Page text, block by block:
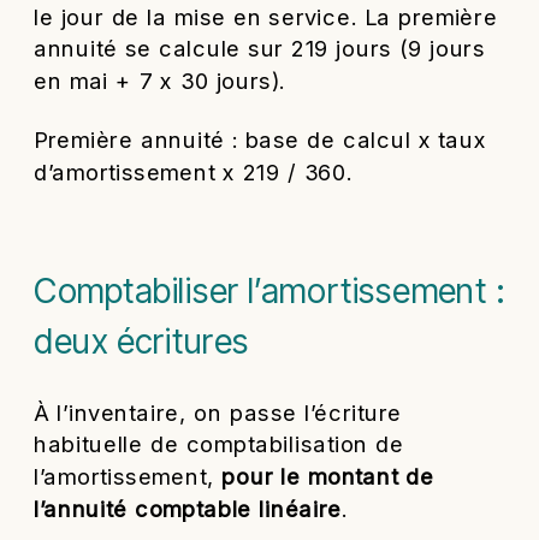
le jour de la mise en service. La première
annuité se calcule sur 219 jours (9 jours
en mai + 7 x 30 jours).
Première annuité : base de calcul x taux
d’amortissement x 219 / 360.
Comptabiliser l’amortissement :
deux écritures
À l’inventaire, on passe l’écriture
habituelle de comptabilisation de
l’amortissement, pour le montant de
l’annuité comptable linéaire.